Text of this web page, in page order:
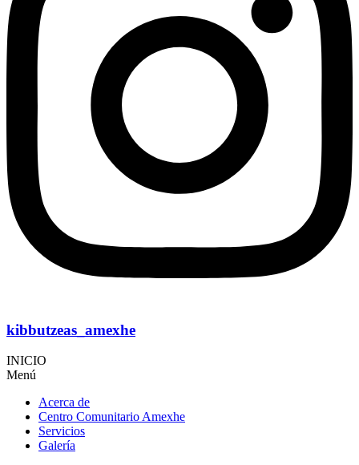
kibbutzeas_amexhe
INICIO
Menú
Acerca de
Centro Comunitario Amexhe
Servicios
Galería